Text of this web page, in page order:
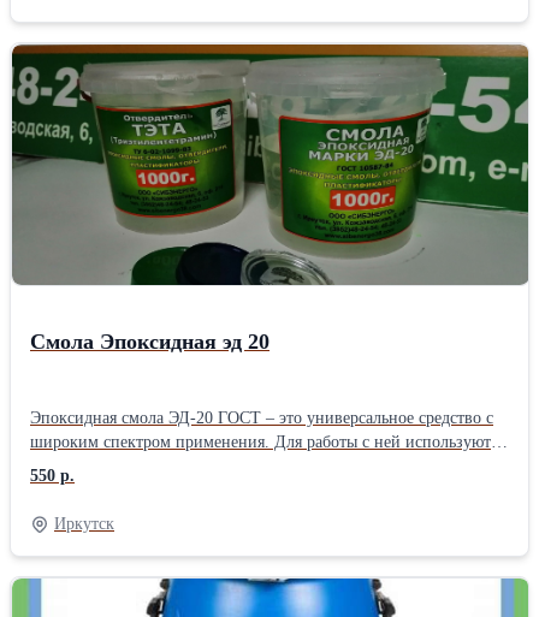
Смола Эпоксидная эд 20
Эпоксидная смола ЭД-20 ГОСТ – это универсальное средство с
широким спектром применения. Для работы с ней используются
отвердители: 45М, ПЭПА, ТЭТА и т.п. Смола поставляется
светло-желтого оттенка в соответствие с ГОСТ. Вы можете
приобрести смолу ЭД-20 в комплекте с отвердителем перейдя на
страницу Эпоксидная смола ЭД-20 с отвердителем ЭД-20
широко применяется: в ремонте лодок, пластмассовых деталей
авто и т.п; для склейки разных материалов; изготовления
стеклопластика, эмалей, лаков и т.д; изоляции стен или полов; а
550 р.
Иркутск